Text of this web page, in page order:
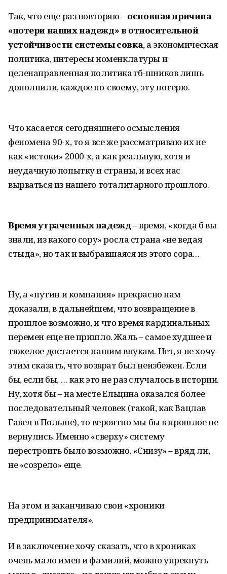
Так, что еще раз повторяю –основная причина
«потери наших надежд» в относительной
устойчивости системы совка, а экономическая
политика, интересы номенклатуры и
целенаправленная политика гб-шников лишь
дополнили, каждое по-своему, эту потерю.
Что касается сегодняшнего осмысления
феномена 90-х, то я все же рассматриваю их не
как «истоки» 2000-х, а как реальную, хотя и
неудачную попытку и страны, и всех нас
вырваться из нашего тоталитарного прошлого.
Время утраченных надежд– время, «когда б вы
знали, из какого сору» росла страна «не ведая
стыда», но так и выбравшаяся из этого сора…
Ну, а «путин и компания» прекрасно нам
доказали, в дальнейшем, что возвращение в
прошлое возможно, и что время кардинальных
перемен еще не пришло. Жаль – самое худшее и
тяжелое достается нашим внукам. Нет, я не хочу
этим сказать, что возврат был неизбежен. Если
бы, если бы, … как это не раз случалось в истории.
Ну, хотя бы – на месте Ельцина оказался более
последовательный человек (такой, как Вацлав
Гавел в Польше), то вероятно мы бы в прошлое не
вернулись. Именно «сверху» систему
перестроить было возможно. «Снизу» – вряд ли,
не «созрело» еще.
На этом и заканчиваю свои «хроники
предпринимателя».
И в заключение хочу сказать, что в хрониках
очень мало имен и фамилий, можно упрекнуть